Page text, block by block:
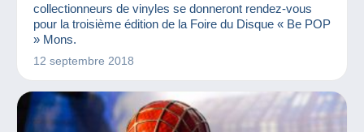
collectionneurs de vinyles se donneront rendez-vous
pour la troisième édition de la Foire du Disque « Be POP
» Mons.
12 septembre 2018